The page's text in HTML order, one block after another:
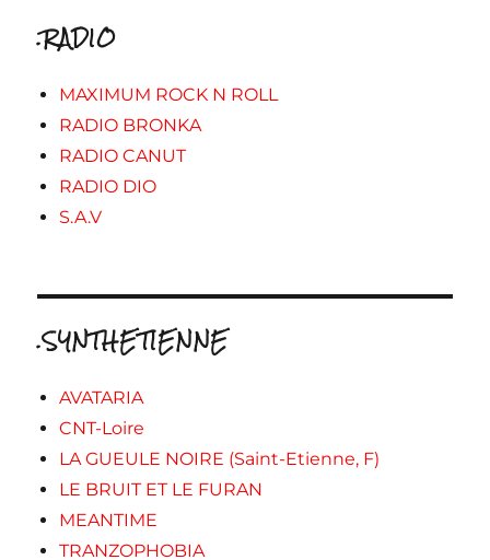
.RADIO
MAXIMUM ROCK N ROLL
RADIO BRONKA
RADIO CANUT
RADIO DIO
S.A.V
.SYNTHETIENNE
AVATARIA
CNT-Loire
LA GUEULE NOIRE (Saint-Etienne, F)
LE BRUIT ET LE FURAN
MEANTIME
TRANZOPHOBIA